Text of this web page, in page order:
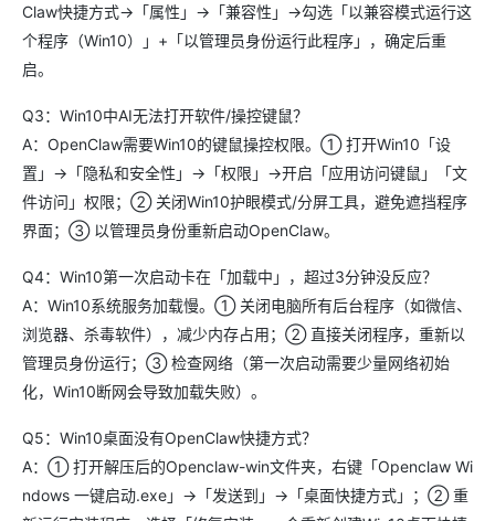
Claw快捷方式→「属性」→「兼容性」→勾选「以兼容模式运行这
个程序（Win10）」+「以管理员身份运行此程序」，确定后重
启。
Q3：Win10中AI无法打开软件/操控键鼠？
A：OpenClaw需要Win10的键鼠操控权限。① 打开Win10「设
置」→「隐私和安全性」→「权限」→开启「应用访问键鼠」「文
件访问」权限；② 关闭Win10护眼模式/分屏工具，避免遮挡程序
界面；③ 以管理员身份重新启动OpenClaw。
Q4：Win10第一次启动卡在「加载中」，超过3分钟没反应？
A：Win10系统服务加载慢。① 关闭电脑所有后台程序（如微信、
浏览器、杀毒软件），减少内存占用；② 直接关闭程序，重新以
管理员身份运行；③ 检查网络（第一次启动需要少量网络初始
化，Win10断网会导致加载失败）。
Q5：Win10桌面没有OpenClaw快捷方式？
A：① 打开解压后的Openclaw-win文件夹，右键「Openclaw Wi
ndows 一键启动.exe」→「发送到」→「桌面快捷方式」；② 重